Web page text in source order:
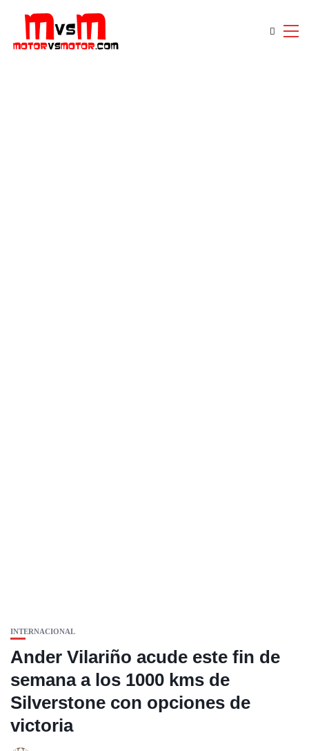
INTERNACIONAL
Ander Vilariño acude este fin de
semana a los 1000 kms de
Silverstone con opciones de
victoria